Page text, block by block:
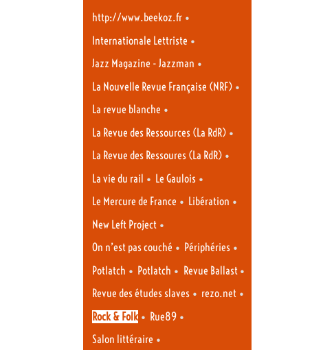
http://www.beekoz.fr •
Internationale Lettriste •
Jazz Magazine - Jazzman •
La Nouvelle Revue Française (NRF) •
La revue blanche •
La Revue des Ressources (La RdR) •
La Revue des Ressoures (La RdR) •
La vie du rail • Le Gaulois •
Le Mercure de France • Libération •
New Left Project •
On n’est pas couché • Périphéries •
Potlatch • Potlatch • Revue Ballast •
Revue des études slaves • rezo.net •
Rock & Folk • Rue89 •
Salon littéraire •